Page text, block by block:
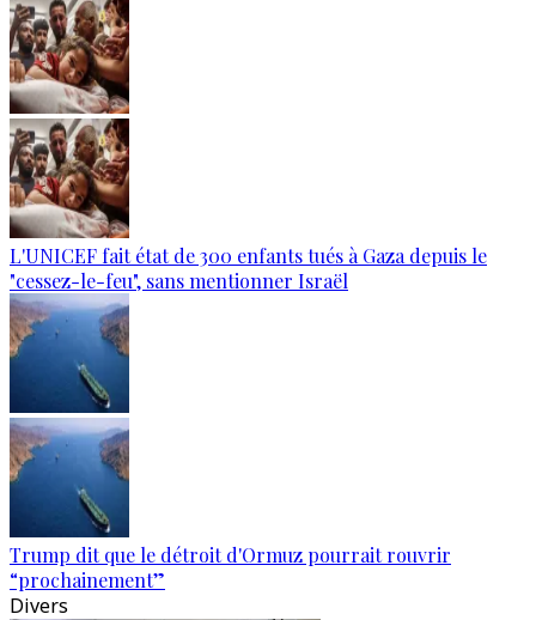
L'UNICEF fait état de 300 enfants tués à Gaza depuis le
"cessez-le-feu", sans mentionner Israël
Trump dit que le détroit d'Ormuz pourrait rouvrir
“prochainement”
Divers